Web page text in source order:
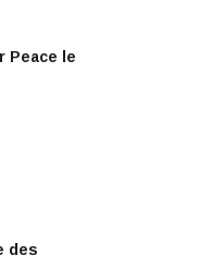
Peace le
des